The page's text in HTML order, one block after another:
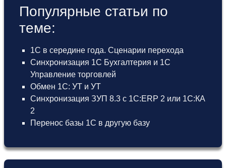
Популярные статьи по
теме:
1С в середине года. Сценарии перехода
Синхронизация 1С Бухгалтерия и 1С
Управление торговлей
Обмен 1С: УТ и УТ
Синхронизация ЗУП 8.3 с 1С:ERP 2 или 1С:КА
2
Перенос базы 1С в другую базу